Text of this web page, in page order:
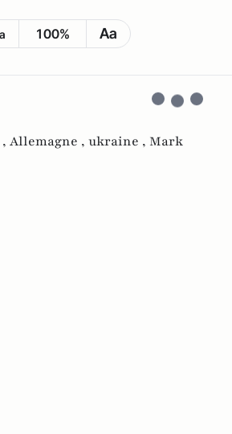
100% Aa
Allemagne , ukraine , Mark